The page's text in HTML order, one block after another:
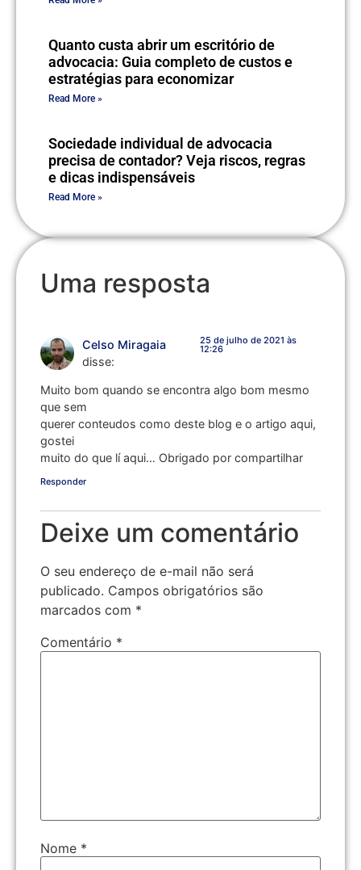
Quanto custa abrir um escritório de
advocacia: Guia completo de custos e
estratégias para economizar
Read More »
Sociedade individual de advocacia
precisa de contador? Veja riscos, regras
e dicas indispensáveis
Read More »
Uma resposta
Celso Miragaia
disse:
25 de julho de 2021 às
12:26
Muito bom quando se encontra algo bom mesmo
que sem
querer conteudos como deste blog e o artigo aqui,
gostei
muito do que lí aqui… Obrigado por compartilhar
Responder
Deixe um comentário
O seu endereço de e-mail não será
publicado. Campos obrigatórios são
marcados com *
Comentário *
Nome *